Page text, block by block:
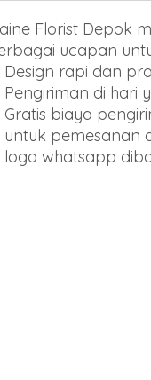
Florist Depok
ucapan
Design rapi dan
Pengiriman di hari
Gratis biaya
untuk pemesanan
logo whatsapp